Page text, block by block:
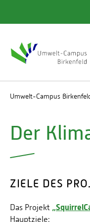
Umwelt-Campus
Der
ZIELE DES
Das Projekt
Hauptziele: